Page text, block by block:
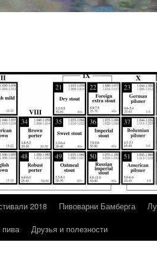
2018 Пивоварни Бамберга
Друзья и полезности